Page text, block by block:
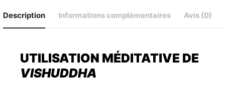
Description Informations complémentaires Avis (0)
UTILISATION MÉDITATIVE DE
VISHUDDHA